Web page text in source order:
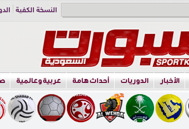
النسخة الكفية
الأخبار الدوريات أحداث هامة عربية وعالمية